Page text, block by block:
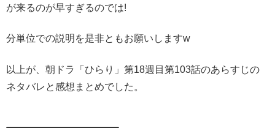
が来るのが早すぎるのでは!
分単位での説明を是非ともお願いしますw
以上が、朝ドラ「ひらり」第18週目第103話のあらすじの
ネタバレと感想まとめでした。